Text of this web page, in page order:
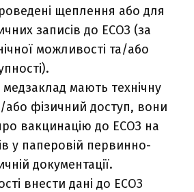
щеплення або для
записів до ЕСОЗ (за
можливості та/або
мають технічну
або фізичний доступ, вони
вакцинацію до ЕСОЗ на
у паперовій первинно-
документації.
внести дані до ЕСОЗ